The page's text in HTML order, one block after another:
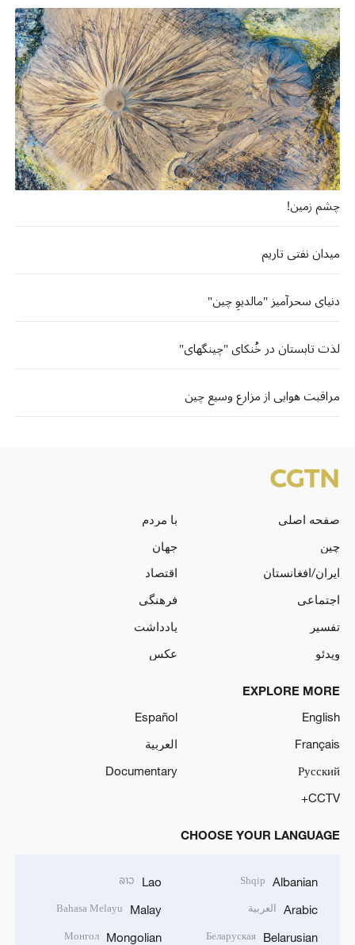
چشم زمین!
میدان نفتی تاریم
دنیای سحرآمیز "مالدیوِ چین"
لذت تابستان در خُنکای "چینگهای"
مراقبت هوایی از مزارع وسیع چین
صفحه اصلی
با مردم
چین
جهان
ایران/افغانستان
اقتصاد
اجتماعی
فرهنگی
تفسیر
یادداشت
ویدئو
عکس
EXPLORE MORE
English
Español
Français
العربية
Русский
Documentary
CCTV+
CHOOSE YOUR LANGUAGE
Albanian
Shqip
Arabic العربية
Belarusian
Беларуская
Lao
ລາວ
Malay
Bahasa Melayu
Mongolian
Монгол